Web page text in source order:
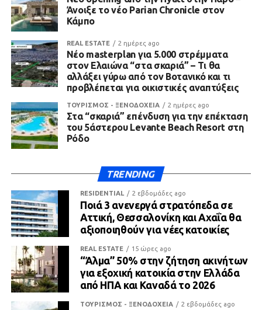
Άνοιξε το νέο Parian Chronicle στον
Κάμπο
REAL ESTATE 2 ημέρες ago
Νέο masterplan για 5.000 στρέμματα
στον Ελαιώνα “στα σκαριά” – Τι θα
αλλάξει γύρω από τον Βοτανικό και τι
προβλέπεται για οικιστικές αναπτύξεις
ΤΟΥΡΙΣΜΟΣ - ΞΕΝΟΔΟΧΕΙΑ 2 ημέρες ago
Στα “σκαριά” επένδυση για την επέκταση
του 5άστερου Levante Beach Resort στη
Ρόδο
TRENDING
RESIDENTIAL 2 εβδομάδες ago
Ποιά 3 ανενεργά στρατόπεδα σε
Αττική, Θεσσαλονίκη και Αχαΐα θα
αξιοποιηθούν για νέες κατοικίες
REAL ESTATE 15 ώρες ago
“Άλμα” 50% στην ζήτηση ακινήτων
για εξοχική κατοικία στην Ελλάδα
από ΗΠΑ και Καναδά το 2026
ΤΟΥΡΙΣΜΟΣ - ΞΕΝΟΔΟΧΕΙΑ 2 εβδομάδες ago